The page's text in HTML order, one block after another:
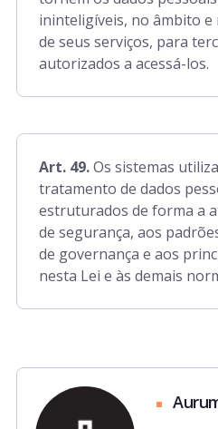
ininteligíveis, no âmbito e
de seus serviços, para
autorizados a acessá-los.
Art. 49.Os sistemas
tratamento de dados
estruturados de forma a
de segurança, aos
de governança e aos
nesta Lei e às demais